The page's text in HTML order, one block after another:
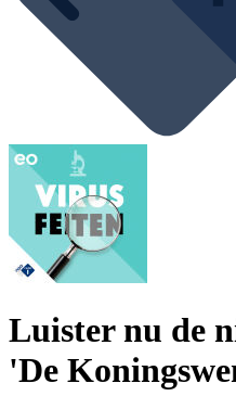
Luister nu de
'De